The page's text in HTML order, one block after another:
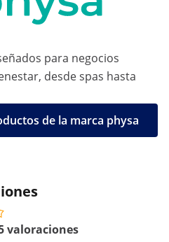
para negocios
desde spas hasta
de la marca physa
valoraciones